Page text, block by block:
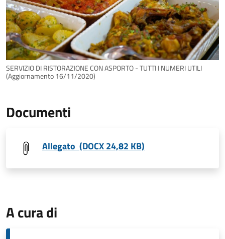
SERVIZIO DI RISTORAZIONE CON ASPORTO - TUTTI I NUMERI UTILI
(Aggiornamento 16/11/2020)
Documenti
Allegato (DOCX 24,82 KB)
A cura di